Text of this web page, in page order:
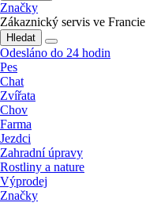
Značky
Zákaznický servis ve Francie
Hledat
Odesláno do 24 hodin
Pes
Chat
Zvířata
Chov
Farma
Jezdci
Zahradní úpravy
Rostliny a nature
Výprodej
Značky